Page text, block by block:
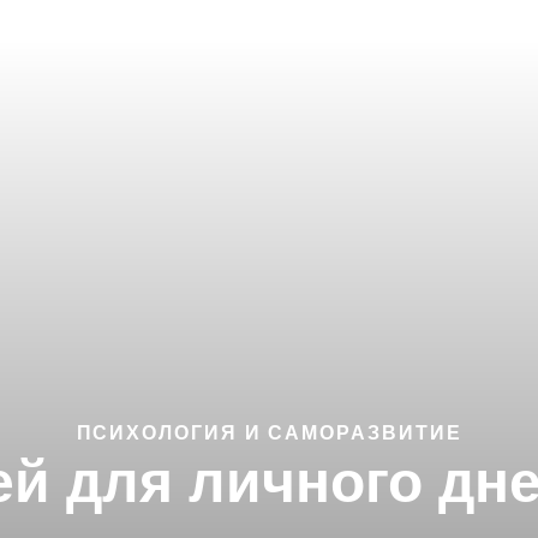
ПСИХОЛОГИЯ И САМОРАЗВИТИЕ
для личного